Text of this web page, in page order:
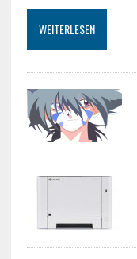
WEITERLESEN